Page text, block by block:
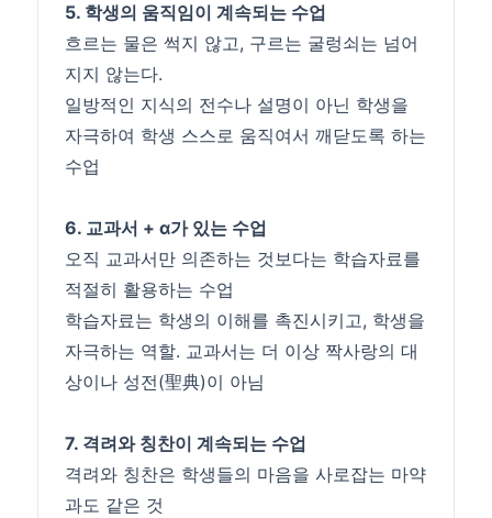
5. 학생의 움직임이 계속되는 수업
흐르는 물은 썩지 않고, 구르는 굴렁쇠는 넘어
지지 않는다.
일방적인 지식의 전수나 설명이 아닌 학생을
자극하여 학생 스스로 움직여서 깨닫도록 하는
수업
6. 교과서 + α가 있는 수업
오직 교과서만 의존하는 것보다는 학습자료를
적절히 활용하는 수업
학습자료는 학생의 이해를 촉진시키고, 학생을
자극하는 역할. 교과서는 더 이상 짝사랑의 대
상이나 성전(聖典)이 아님
7. 격려와 칭찬이 계속되는 수업
격려와 칭찬은 학생들의 마음을 사로잡는 마약
과도 같은 것